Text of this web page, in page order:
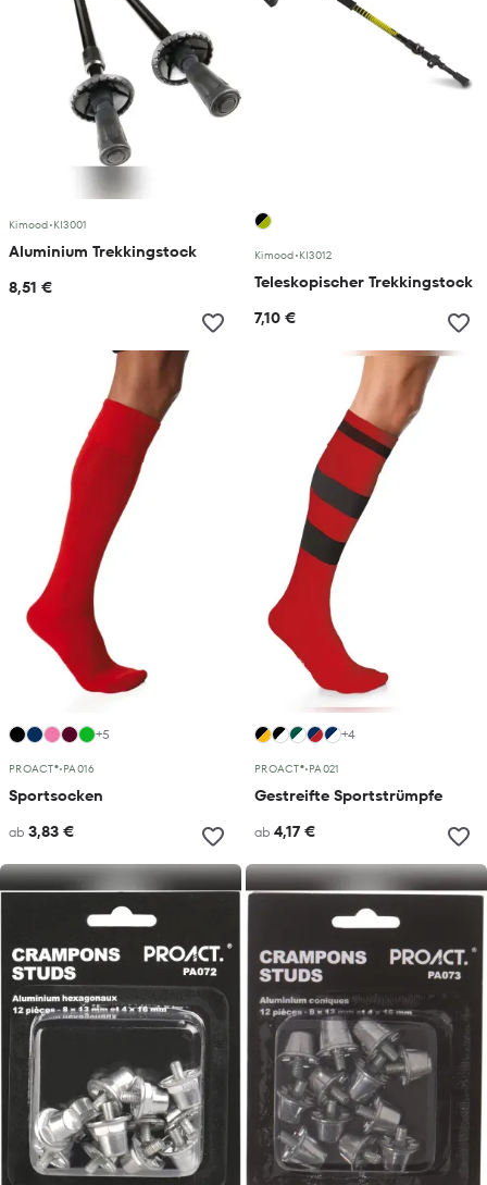
Kimood•KI3001
Aluminium Trekkingstock
8,51 €
Kimood•KI3012
Teleskopischer Trekkingstock
7,10 €
+5
PROACT®•PA016
Sportsocken
ab 3,83 €
+4
PROACT®•PA021
Gestreifte Sportstrümpfe
ab 4,17 €